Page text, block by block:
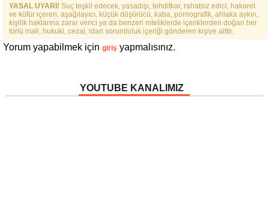
DAHA KAPSAYICI BIR
FEDERASYON İÇIN YOLA
ÇIKTIK”
YASAL UYARI! Suç teşkil edecek, yasadışı, tehditkar, rahatsız edici, hakaret
ve küfür içeren, aşağılayıcı, küçük düşürücü, kaba, pornografik, ahlaka aykırı,
kişilik haklarına zarar verici ya da benzeri niteliklerde içeriklerden doğan her
türlü mali, hukuki, cezai, idari sorumluluk içeriği gönderen kişiye aittir.
Yorum yapabilmek için giriş yapmalısınız.
YOUTUBE KANALIMIZ